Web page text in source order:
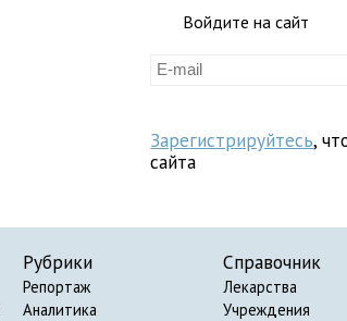
Войдите на сайт
Зарегистрируйтесь,
сайта
Рубрики
Репортаж
Аналитика
Справочник
Лекарства
Учреждения